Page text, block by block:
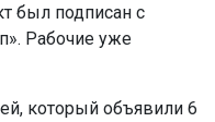
был подписан с
Рабочие уже
который объявили 6